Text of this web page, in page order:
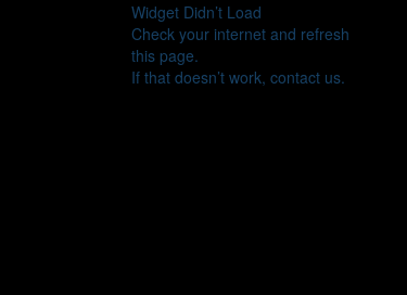
Widget Didn’t Load
Check your internet and refresh
this page.
If that doesn’t work, contact us.